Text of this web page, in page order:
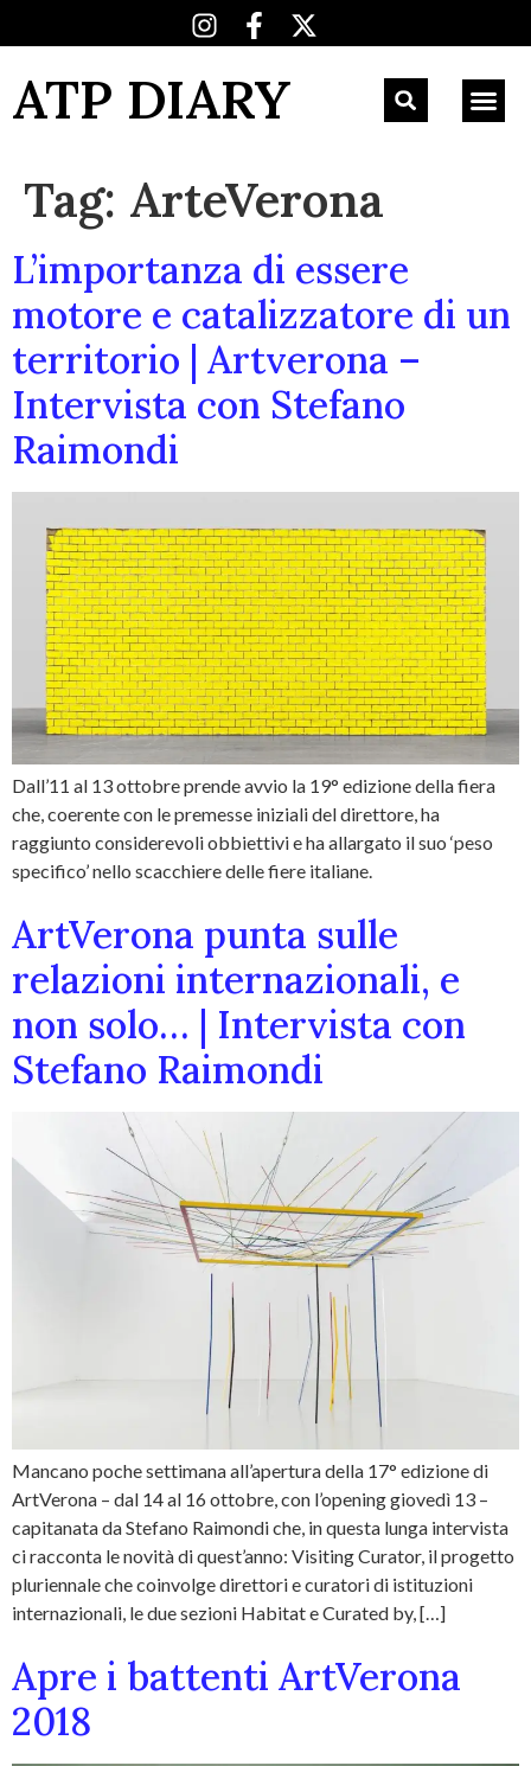
ATP DIARY
Tag: ArteVerona
L’importanza di essere
motore e catalizzatore di un
territorio | Artverona –
Intervista con Stefano
Raimondi
Dall’11 al 13 ottobre prende avvio la 19° edizione della fiera
che, coerente con le premesse iniziali del direttore, ha
raggiunto considerevoli obbiettivi e ha allargato il suo ‘peso
specifico’ nello scacchiere delle fiere italiane.
ArtVerona punta sulle
relazioni internazionali, e
non solo… | Intervista con
Stefano Raimondi
Mancano poche settimana all’apertura della 17° edizione di
ArtVerona – dal 14 al 16 ottobre, con l’opening giovedì 13 –
capitanata da Stefano Raimondi che, in questa lunga intervista
ci racconta le novità di quest’anno: Visiting Curator, il progetto
pluriennale che coinvolge direttori e curatori di istituzioni
internazionali, le due sezioni Habitat e Curated by, […]
Apre i battenti ArtVerona
2018